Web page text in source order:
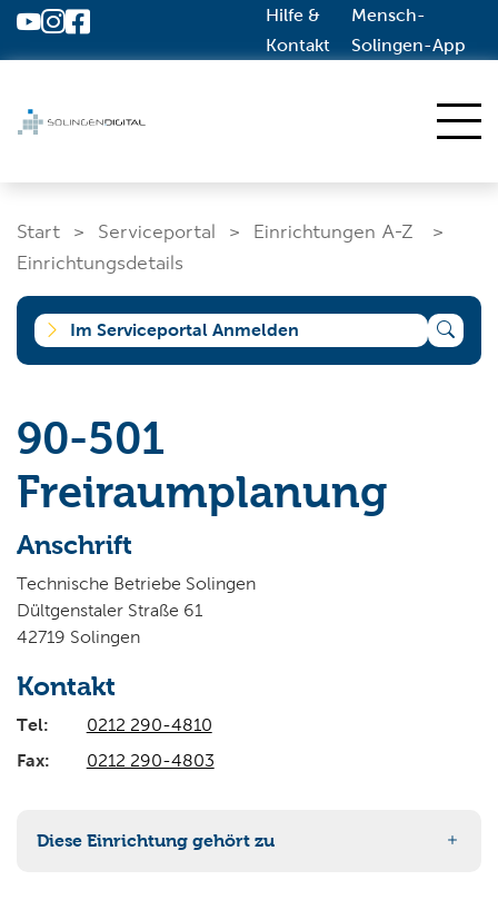
Zum Hauptinhalt springen
Hilfe &
Kontakt
Mensch-
Solingen-App
Dienstleistungen A-Z
Solingen.de
Start Serviceportal
Einrichtungen A-Z
Einrichtungsdetails
Im Serviceportal Anmelden
Was suchen Sie?
90-501
Freiraumplanung
Anschrift
Technische Betriebe Solingen
Dültgenstaler Straße 61
42719 Solingen
Kontakt
Tel:
0212 290-4810
Fax:
0212 290-4803
Diese Einrichtung gehört zu